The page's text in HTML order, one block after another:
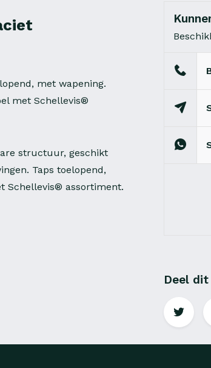
met wapening.
met Schellevis®
structuur, geschikt
Taps toelopend,
Schellevis® assortiment.
Deel